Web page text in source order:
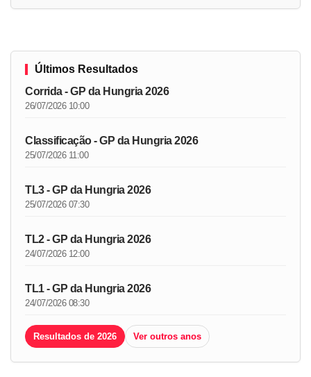
Últimos Resultados
Corrida - GP da Hungria 2026
26/07/2026 10:00
Classificação - GP da Hungria 2026
25/07/2026 11:00
TL3 - GP da Hungria 2026
25/07/2026 07:30
TL2 - GP da Hungria 2026
24/07/2026 12:00
TL1 - GP da Hungria 2026
24/07/2026 08:30
Resultados de 2026 Ver outros anos